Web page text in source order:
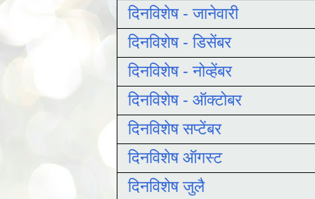
दिनविशेष - जानेवारी
दिनविशेष - डिसेंबर
दिनविशेष - नोव्हेंबर
दिनविशेष - ऑक्टोबर
दिनविशेष सप्टेंबर
दिनविशेष ऑगस्ट
दिनविशेष जुलै